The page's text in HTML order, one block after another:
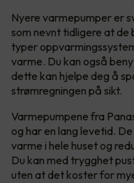
Nyere varmepumper er
som nevnt tidligere at de
typer
varme. Du kan også
dette kan hjelpe deg å
strømregningen på sikt.
Varmepumpene fra
og har en lang levetid.
varme i hele huset og
Du kan med trygghet
uten at det koster for